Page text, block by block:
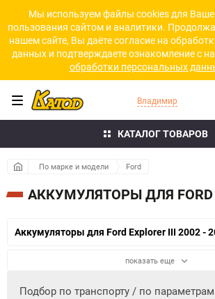
Мы используем файлы cookies для
пользования сайтом и аналитики.
нашем сайте, Вы даёте согласие на
данных и подтверждаете ознакомление с
обработки персональных
КАТАЛОГ ТОВАРОВ
Владимир
По марке и модели Ford
АККУМУЛЯТОРЫ ДЛЯ FORD
Аккумуляторы для Ford Explorer III 2002 -
показать еще
Подбор по транспорту / по параметрам